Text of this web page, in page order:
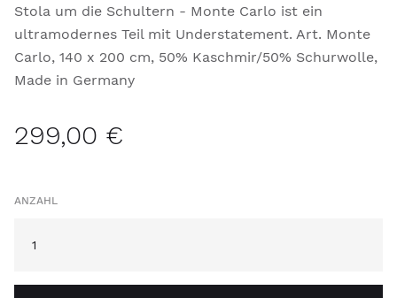
Stola um die Schultern - Monte Carlo ist ein
ultramodernes Teil mit Understatement. Art. Monte
Carlo, 140 x 200 cm, 50% Kaschmir/50% Schurwolle,
Made in Germany
299,00 €
ANZAHL